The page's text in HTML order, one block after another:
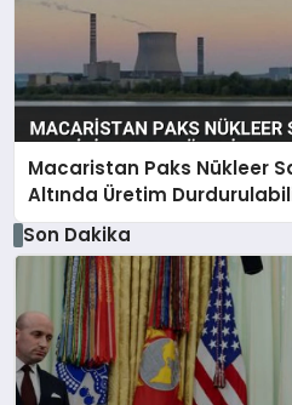
Macaristan Paks Nükleer
Altında Üretim
Son Dakika